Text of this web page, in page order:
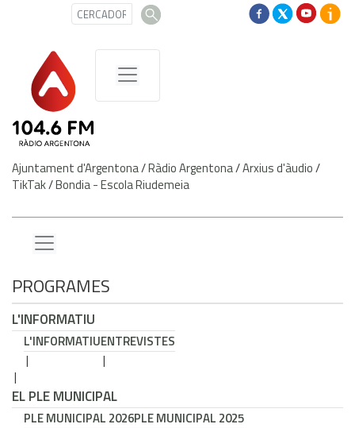
Ajuntament d'Argentona/Ràdio Argentona/Arxius d'àudio/
TikTak/Bondia - Escola Riudemeia
PROGRAMES
L'INFORMATIU
L'INFORMATIUENTREVISTES
EL PLE MUNICIPAL
PLE MUNICIPAL 2026PLE MUNICIPAL 2025